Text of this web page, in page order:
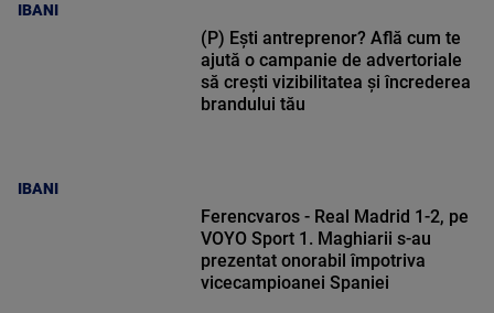
IBANI
IBANI
(P) Ești antreprenor? Află cum te
ajută o campanie de advertoriale
să crești vizibilitatea și încrederea
brandului tău
Ferencvaros - Real Madrid 1-2, pe
VOYO Sport 1. Maghiarii s-au
prezentat onorabil împotriva
vicecampioanei Spaniei